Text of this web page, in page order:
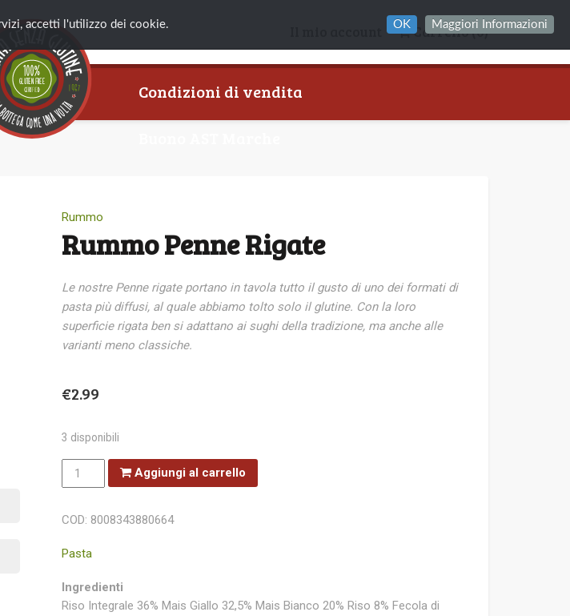
Carrello(0)
Condizioni di vendita
Rummo
Rummo Penne Rigate
Le nostre Penne rigate portano in tavola tutto il gusto di uno dei formati di
pasta più diffusi, al quale abbiamo tolto solo il glutine. Con la loro
superficie rigata ben si adattano ai sughi della tradizione, ma anche alle
varianti meno classiche.
€2.99
3 disponibili
Rummo
Penne
Rigate
Aggiungi al carrello
COD: 8008343880664
Pasta
Ingredienti
Riso Integrale 36% Mais Giallo 32,5% Mais Bianco 20% Riso 8% Fecola di
accetti l'utilizzo dei cookie. OK Maggiori Informazioni